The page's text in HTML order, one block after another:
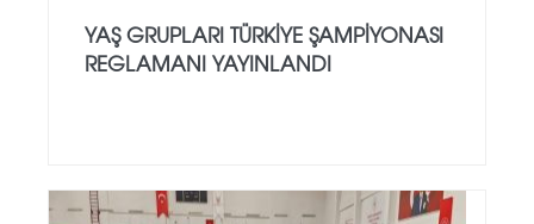
YAŞ GRUPLARI TÜRKIYE ŞAMPIYONASI
REGLAMANI YAYINLANDI